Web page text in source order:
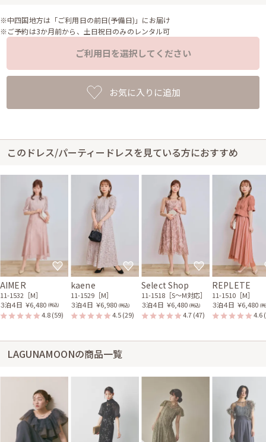
※中四国地方は「ご利用日の前日(予備日)」にお届け
※ご予約は3か月前から、土日祝日のみのレンタル可
ご利用日を選択してください
お気に入りに追加
このドレス/パーティードレスを見ている方におすすめ
AIMER
11-1532［M］
３泊４日 ￥6,480 (税込)
4.8(59)
kaene
11-1529［M］
３泊４日 ￥6,980 (税込)
4.5(29)
Select Shop
11-1518［S〜M対応］
３泊４日 ￥6,480 (税込)
4.7(47)
REPLETE
11-1510［M］
３泊４日 ￥6,480 (
4.6
LAGUNAMOONの商品一覧